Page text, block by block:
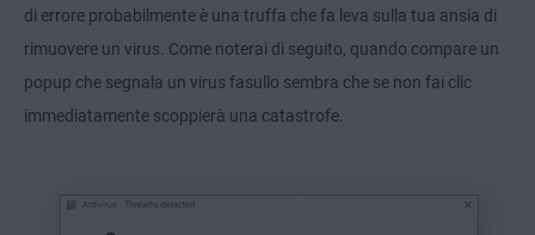
di errore probabilmente è una truffa che fa leva sulla tua ansia di
rimuovere un virus. Come noterai di seguito, quando compare un
popup che segnala un virus fasullo sembra che se non fai clic
immediatamente scoppierà una catastrofe.